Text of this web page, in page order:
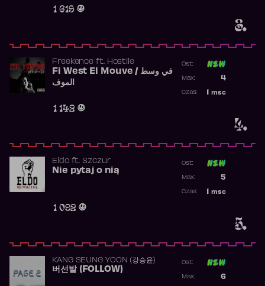
3.
1 619
4.
Freekence ft. Hostile
Fi West El Mouve / في وسط
الموف
1 142
Ost:
4
Max:
msc
Czas:
5.
Eldoft. Szczur
Nie pytaj o nią
1 092
Ost:
5
Max:
msc
Czas:
KANG SEUNG YOON (강승윤)
버선발 (FOLLOW)
Ost:
6
Max: